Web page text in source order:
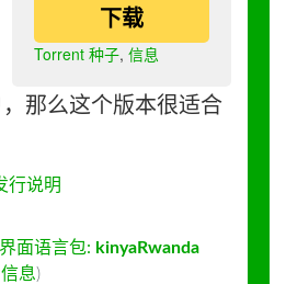
下载
Torrent 种子, 信息
那么这个版本很适合
行说明
面语言包: kinyaRwanda
信息)